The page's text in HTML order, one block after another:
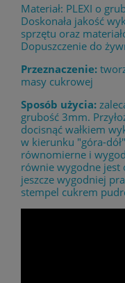
Materiał: PLEXI o
Doskonała jakość
sprzętu oraz
Dopuszczenie do
Przeznaczenie:
masy cukrowej
Sposób użycia:
grubość 3mm.
docisnąć wałkiem
w kierunku "góra-
równomierne i
równie wygodne jest
jeszcze wygodniej
stempel cukrem